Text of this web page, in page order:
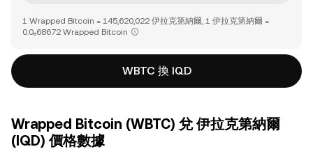
1 Wrapped Bitcoin = 145,620,022 伊拉克第納爾, 1 伊拉克第納爾 =
0.0₈68672 Wrapped Bitcoin
WBTC 換 IQD
Wrapped Bitcoin (WBTC) 兌 伊拉克第納爾
(IQD) 價格數據